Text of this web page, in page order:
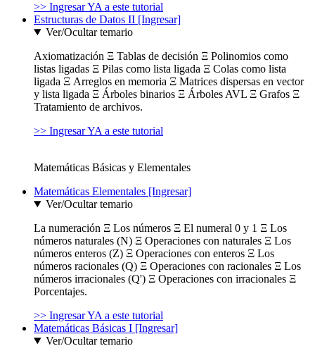
>> Ingresar YA a este tutorial
Estructuras de Datos II [Ingresar]
Ver/Ocultar temario
Axiomatización Ξ Tablas de decisión Ξ Polinomios como
listas ligadas Ξ Pilas como lista ligada Ξ Colas como lista
ligada Ξ Arreglos en memoria Ξ Matrices dispersas en vector
y lista ligada Ξ Árboles binarios Ξ Árboles AVL Ξ Grafos Ξ
Tratamiento de archivos.
>> Ingresar YA a este tutorial
Matemáticas Básicas y Elementales
Matemáticas Elementales [Ingresar]
Ver/Ocultar temario
La numeración Ξ Los números Ξ El numeral 0 y 1 Ξ Los
números naturales (N) Ξ Operaciones con naturales Ξ Los
números enteros (Z) Ξ Operaciones con enteros Ξ Los
números racionales (Q) Ξ Operaciones con racionales Ξ Los
números irracionales (Q') Ξ Operaciones con irracionales Ξ
Porcentajes.
>> Ingresar YA a este tutorial
Matemáticas Básicas I [Ingresar]
Ver/Ocultar temario